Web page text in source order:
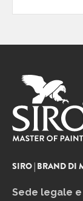
SIRO | BRAND DI
Sede legale